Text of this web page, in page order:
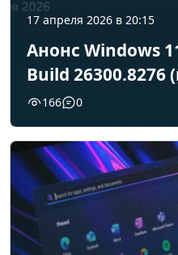
17 апреля 2026 в 20:15
Анонс Windows
Build 26300.8276
166 0